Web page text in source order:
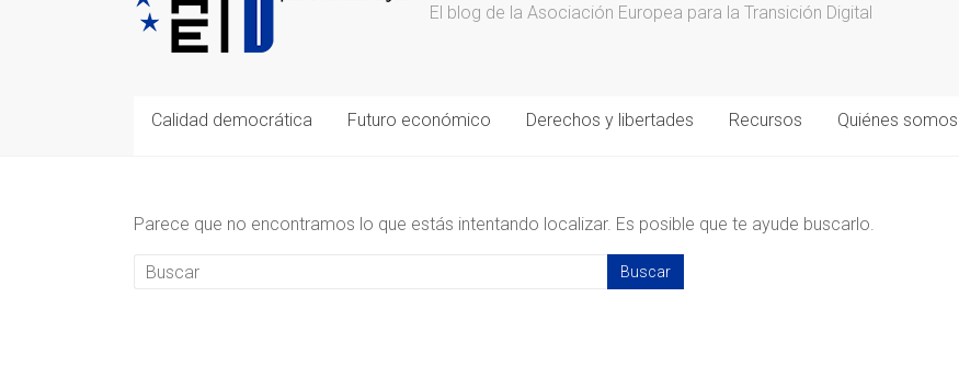
El blog de la Asociación Europea para la Transición Digital
Calidad democrática Futuro económico Derechos y libertades Recursos Quiénes somos
Parece que no encontramos lo que estás intentando localizar. Es posible que te ayude buscarlo.